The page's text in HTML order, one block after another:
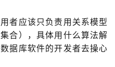
者应该只负责用关系模型
合），具体用什么算法解
据库软件的开发者去操心